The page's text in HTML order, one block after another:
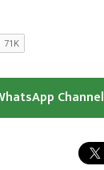
Channel